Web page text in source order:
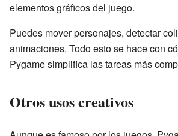
elementos gráficos del juego.
Puedes mover personajes, detectar
animaciones. Todo esto se hace con
Pygame simplifica las tareas más
Otros usos creativos